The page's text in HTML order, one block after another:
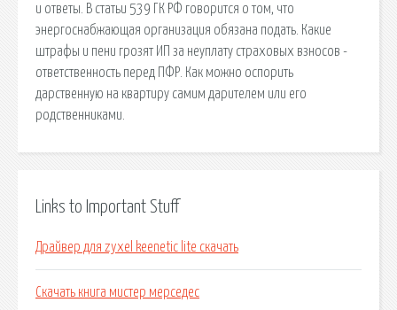
и ответы. В статьи 539 ГК РФ говорится о том, что
энергоснабжающая организация обязана подать. Какие
штрафы и пени грозят ИП за неуплату страховых взносов -
ответственность перед ПФР. Как можно оспорить
дарственную на квартиру самим дарителем или его
родственниками.
Links to Important Stuff
Драйвер для zyxel keenetic lite скачать
Скачать книга мистер мерседес